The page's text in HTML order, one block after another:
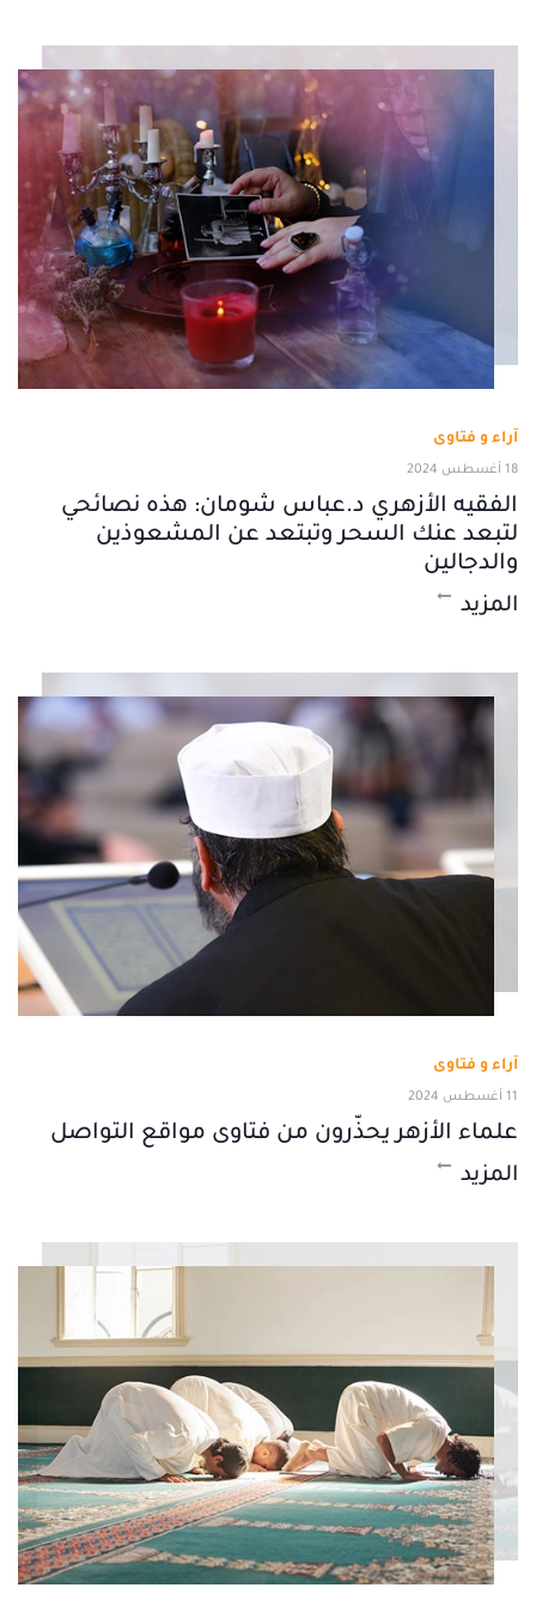
آراء و فتاوى
18 أغسطس 2024
الفقيه الأزهري د.عباس شومان: هذه نصائحي
لتبعد عنك السحر وتبتعد عن المشعوذين
والدجالين
المزيد
آراء و فتاوى
11 أغسطس 2024
علماء الأزهر يحذّرون من فتاوى مواقع التواصل
المزيد